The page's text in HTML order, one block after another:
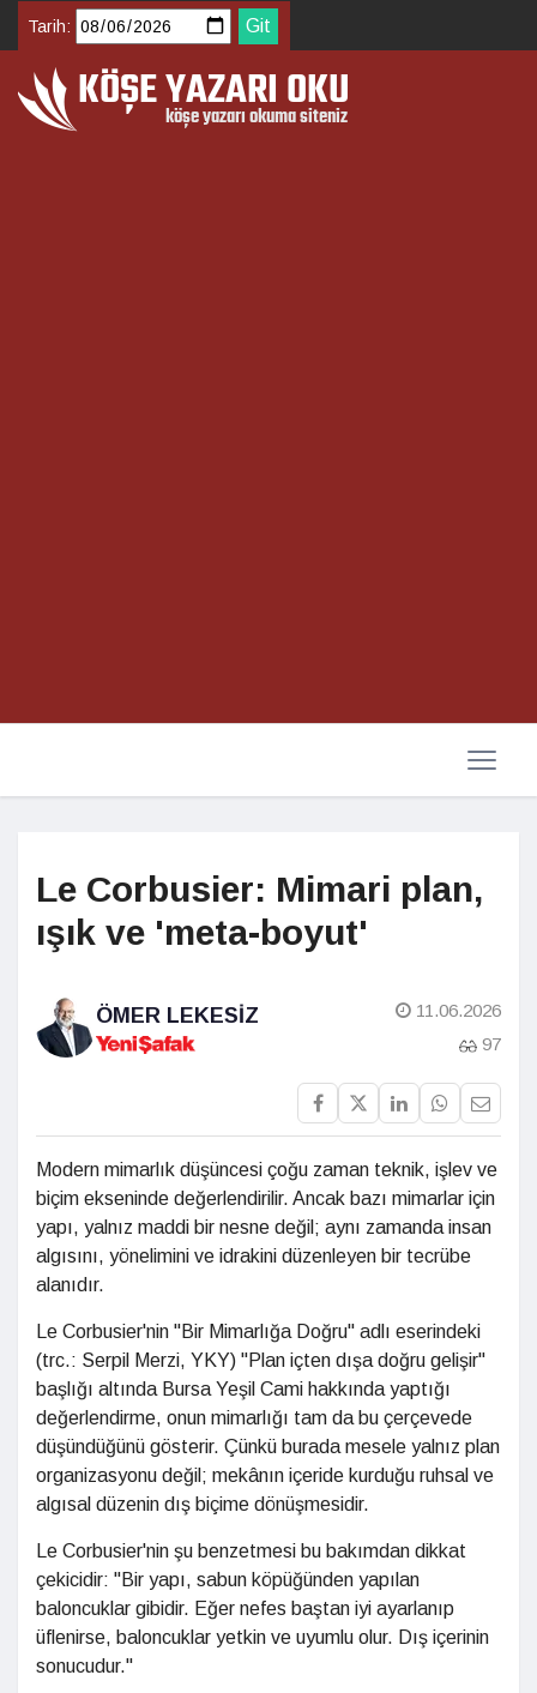
Tarih:
Le Corbusier: Mimari plan,
ışık ve 'meta-boyut'
ÖMER LEKESIZ
11.06.2026
97
Modern mimarlık düşüncesi çoğu zaman teknik, işlev ve
biçim ekseninde değerlendirilir. Ancak bazı mimarlar için
yapı, yalnız maddi bir nesne değil; aynı zamanda insan
algısını, yönelimini ve idrakini düzenleyen bir tecrübe
alanıdır.
Le Corbusier'nin "Bir Mimarlığa Doğru" adlı eserindeki
(trc.: Serpil Merzi, YKY) "Plan içten dışa doğru gelişir"
başlığı altında Bursa Yeşil Cami hakkında yaptığı
değerlendirme, onun mimarlığı tam da bu çerçevede
düşündüğünü gösterir. Çünkü burada mesele yalnız plan
organizasyonu değil; mekânın içeride kurduğu ruhsal ve
algısal düzenin dış biçime dönüşmesidir.
Le Corbusier'nin şu benzetmesi bu bakımdan dikkat
çekicidir: "Bir yapı, sabun köpüğünden yapılan
baloncuklar gibidir. Eğer nefes baştan iyi ayarlanıp
üflenirse, baloncuklar yetkin ve uyumlu olur. Dış içerinin
sonucudur."